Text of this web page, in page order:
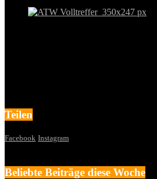
Teilen
Facebook Instagram
Beliebte Beiträge diese Woche